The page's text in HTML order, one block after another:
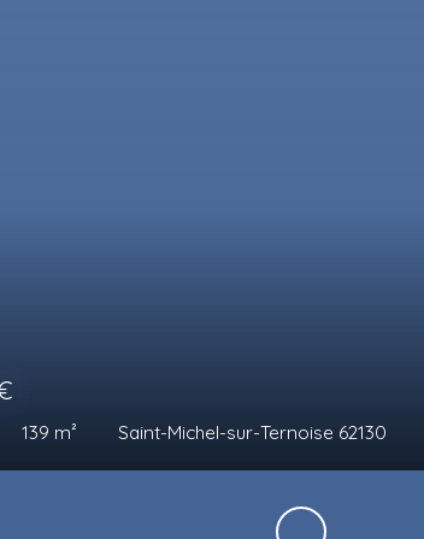
98 Blangerval-Blangermont 62270